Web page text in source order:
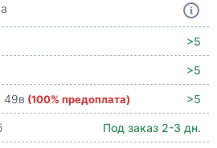
>5
>5
49в (100% предоплата)
>5
Под заказ 2-3 дн.